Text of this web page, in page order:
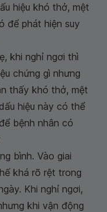
hiệu khó thở, mệt
để phát hiện suy
khi nghỉ ngơi thì
chứng gì nhưng
thấy khó thở, mệt
hiệu này có thể
bệnh nhân có
bình. Vào giai
khá rõ rệt trong
Khi nghỉ ngơi,
khi vận động